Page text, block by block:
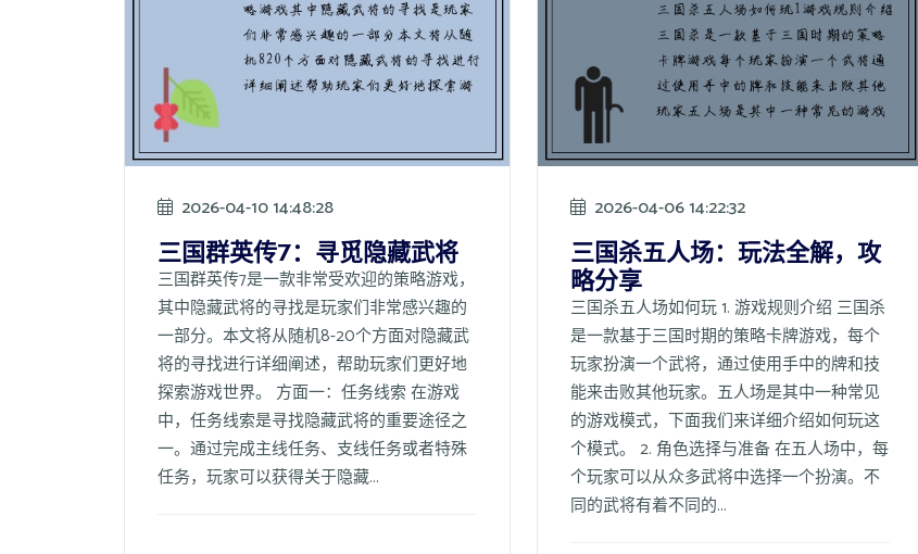
2026-04-10 14:48:28
三国群英传7：寻觅隐藏武将
三国群英传7是一款非常受欢迎的策略游戏，
其中隐藏武将的寻找是玩家们非常感兴趣的
一部分。本文将从随机8-20个方面对隐藏武
将的寻找进行详细阐述，帮助玩家们更好地
探索游戏世界。 方面一：任务线索 在游戏
中，任务线索是寻找隐藏武将的重要途径之
一。通过完成主线任务、支线任务或者特殊
任务，玩家可以获得关于隐藏...
2026-04-06 14:22:32
三国杀五人场：玩法全解，攻
略分享
三国杀五人场如何玩 1. 游戏规则介绍 三国杀
是一款基于三国时期的策略卡牌游戏，每个
玩家扮演一个武将，通过使用手中的牌和技
能来击败其他玩家。五人场是其中一种常见
的游戏模式，下面我们来详细介绍如何玩这
个模式。 2. 角色选择与准备 在五人场中，每
个玩家可以从众多武将中选择一个扮演。不
同的武将有着不同的...